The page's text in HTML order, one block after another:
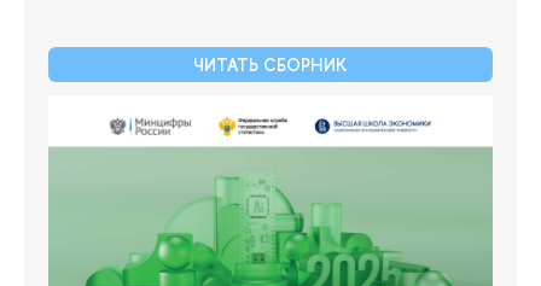
ЧИТАТЬ СБОРНИК